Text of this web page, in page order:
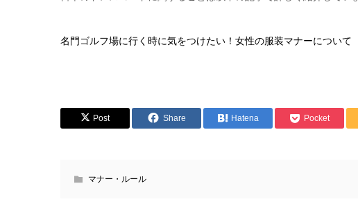
名門ゴルフ場に行く時に気をつけたい！女性の服装マナーについて
Post Share Hatena Pocket
マナー・ルール